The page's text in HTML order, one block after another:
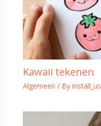
Kawaii tekenen
Algemeen / By install_us